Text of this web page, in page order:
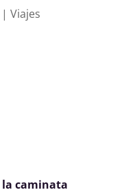
Viajes
la caminata